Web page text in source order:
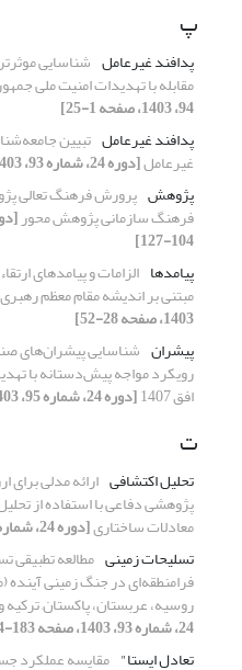
پ
پدافند غیرعامل شناسایی
مقابله با تهدیدات امنیت ملی
94، 1403، صفحه 1-25]
پدافند غیرعامل تبیین
غیرعامل[دوره 24، شماره 93، 1403، صفحه 250-271]
پژوهش پرورش فرهنگ تعالی
فرهنگ سازمانی پژوهش محور
104-127]
پیامدها الزامات و پیامدهای
مبتنی بر اندیشه مقام معظم
1403، صفحه 28-52]
پیشران‌ شناسایی پیشران‌های
رویکرد مواجه پیش‌دستانه با
افق 1407 [دوره 24، شماره 95، 1403، صفحه 182-211]
ت
تحلیل اکتشافی ارائه مدلی برای
پژوهشی دفاعی با استفاده از
معادلات ساختاری[دوره 24، شماره 95، 1403، صفحه 27-79]
تسلیحات زمینی مطالعه تطبیقی
فرامنطقه‌ای در جنگ زمینی آینده
روسیه، عربستان، پاکستان,
24، شماره 93، 1403، صفحه 183-224]
تعادل ایستا" مقایسه عملکرد